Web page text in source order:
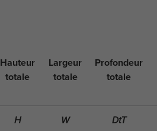
Hauteur
totale
Largeur
totale
Profondeur
totale
H W
DtT